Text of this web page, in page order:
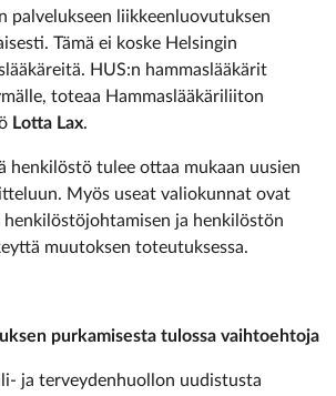
palvelukseen liikkeenluovutuksen
Tämä ei koske Helsingin
HUS:n hammaslääkärit
toteaa Hammaslääkäriliiton
Lotta Lax.
henkilöstö tulee ottaa mukaan uusien
Myös useat valiokunnat ovat
henkilöstöjohtamisen ja henkilöstön
muutoksen toteutuksessa.
purkamisesta tulossa vaihtoehtoja
ja terveydenhuollon uudistusta